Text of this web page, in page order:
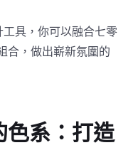
具，你可以融合七零
合，做出嶄新氛圍的
色系：打造